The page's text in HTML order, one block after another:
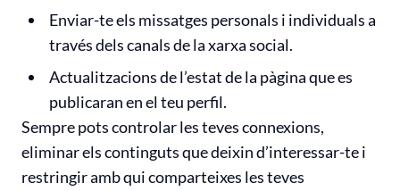
Enviar-te els missatges personals i individuals a
través dels canals de la xarxa social.
Actualitzacions de l’estat de la pàgina que es
publicaran en el teu perfil.
Sempre pots controlar les teves connexions,
eliminar els continguts que deixin d’interessar-te i
restringir amb qui comparteixes les teves